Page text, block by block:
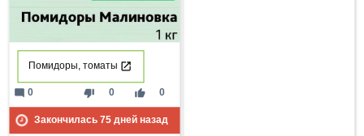
Помидоры, томаты
thumb_down 0 thumb_up 0
mode_comment 0
Закончилась 75дней назад